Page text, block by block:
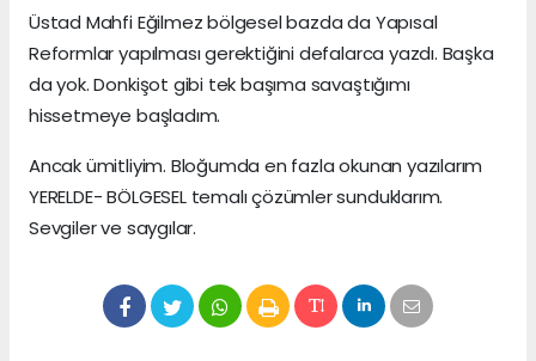
Üstad Mahfi Eğilmez bölgesel bazda da Yapısal
Reformlar yapılması gerektiğini defalarca yazdı. Başka
da yok. Donkişot gibi tek başıma savaştığımı
hissetmeye başladım.
Ancak ümitliyim. Bloğumda en fazla okunan yazılarım
YERELDE- BÖLGESEL temalı çözümler sunduklarım.
Sevgiler ve saygılar.